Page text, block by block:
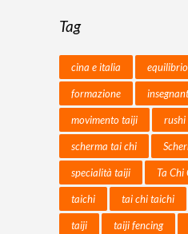
Tag
cina e italia equilibrio
formazione
movimento taiji
scherma tai chi
specialità taiji Ta Chi
taichi tai chi taichi
taiji taiji fencing